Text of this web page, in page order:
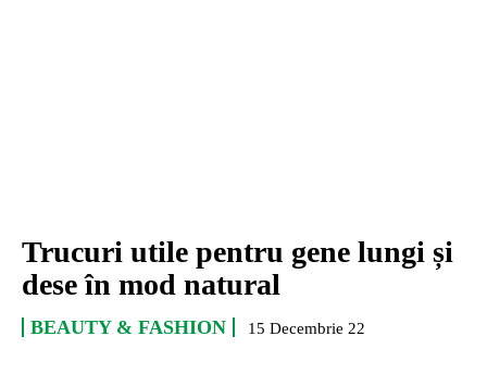
Trucuri utile pentru gene lungi și
dese în mod natural
BEAUTY & FASHION 15 Decembrie 22